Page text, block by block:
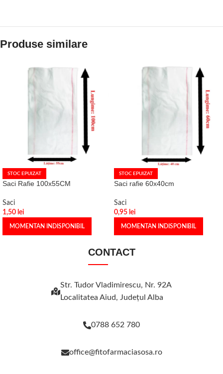
Produse similare
STOC EPUIZAT
Saci Rafie 100x55CM
Saci
1,50 lei
MOMENTAN INDISPONIBIL
STOC EPUIZAT
Saci rafie 60x40cm
Saci
0,95 lei
MOMENTAN INDISPONIBIL
CONTACT
Str. Tudor Vladimirescu, Nr. 92A
Localitatea Aiud, Judeţul Alba
0788 652 780
office@fitofarmaciasosa.ro